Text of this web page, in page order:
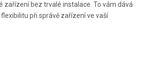
zařízení bez trvalé instalace. To vám dává
při správě zařízení ve vaší